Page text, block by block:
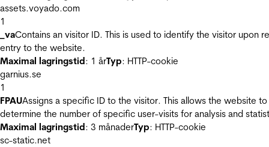
assets.voyado.com
1
_vaContains an visitor ID. This is used to identify the visitor upon
entry to the website.
Maximal lagringstid: 1 årTyp: HTTP-cookie
garnius.se
1
FPAUAssigns a specific ID to the visitor. This allows the website to
determine the number of specific user-visits for analysis and
Maximal lagringstid: 3 månaderTyp: HTTP-cookie
sc-static.net